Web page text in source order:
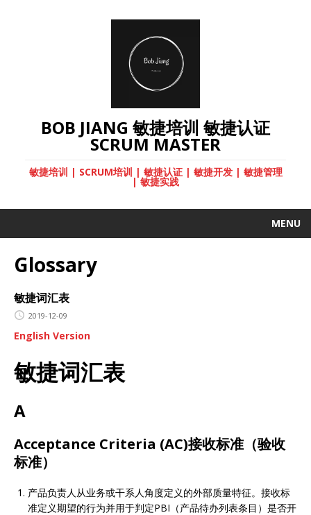
BOB JIANG 敏捷培训 敏捷认证
SCRUM MASTER
敏捷培训 | SCRUM培训 | 敏捷认证 | 敏捷开发 | 敏捷管理
| 敏捷实践
MENU
Glossary
敏捷词汇表
2019-12-09
English Version
敏捷词汇表
A
Acceptance Criteria (AC)接收标准（验收
标准）
产品负责人从业务或干系人角度定义的外部质量特征。接收标
准定义期望的行为并用于判定PBI（产品待办列表条目）是否开